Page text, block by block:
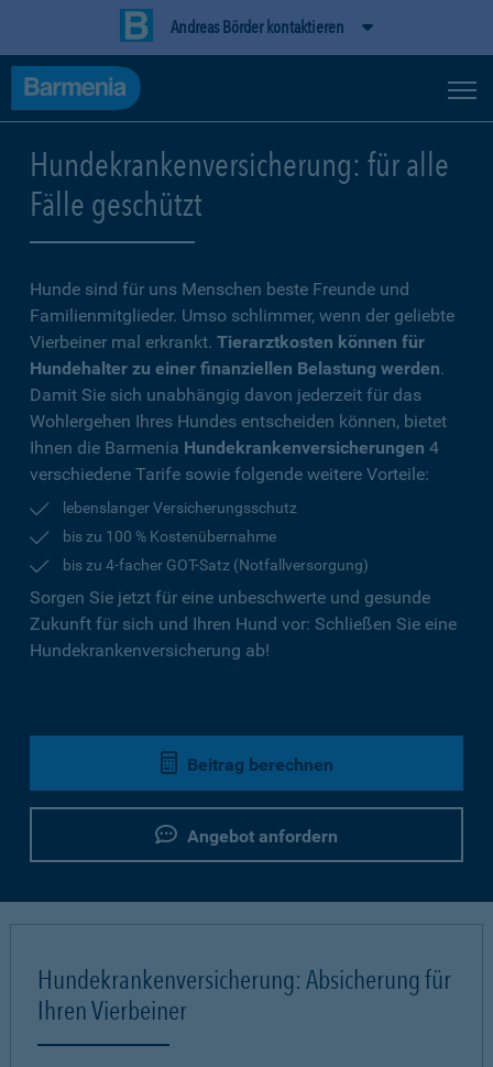
Andreas Börder kontaktieren
Hundekrankenversicherung: für alle
Fälle geschützt
Hunde sind für uns Menschen beste Freunde und
Familienmitglieder. Umso schlimmer, wenn der geliebte
Vierbeiner mal erkrankt. Tierarztkosten können für
Hundehalter zu einer finanziellen Belastung werden.
Damit Sie sich unabhängig davon jederzeit für das
Wohlergehen Ihres Hundes entscheiden können, bietet
Ihnen die Barmenia Hundekrankenversicherungen 4
verschiedene Tarife sowie folgende weitere Vorteile:
lebenslanger Versicherungsschutz
bis zu 100 % Kostenübernahme
bis zu 4-facher GOT-Satz (Notfallversorgung)
Sorgen Sie jetzt für eine unbeschwerte und gesunde
Zukunft für sich und Ihren Hund vor: Schließen Sie eine
Hundekrankenversicherung ab!
Beitrag berechnen
Angebot anfordern
Hundekrankenversicherung: Absicherung für
Ihren Vierbeiner